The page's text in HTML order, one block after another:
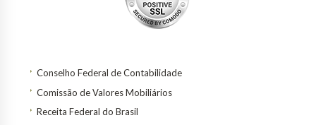
Conselho Federal de Contabilidade
Comissão de Valores Mobiliários
Receita Federal do Brasil